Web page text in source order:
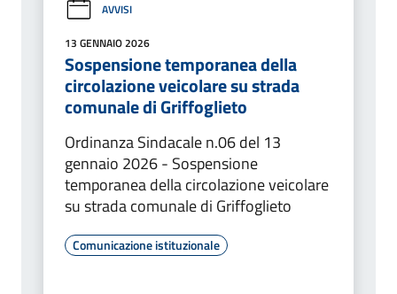
AVVISI
13 GENNAIO 2026
Sospensione temporanea della
circolazione veicolare su strada
comunale di Griffoglieto
Ordinanza Sindacale n.06 del 13
gennaio 2026 - Sospensione
temporanea della circolazione veicolare
su strada comunale di Griffoglieto
Comunicazione istituzionale